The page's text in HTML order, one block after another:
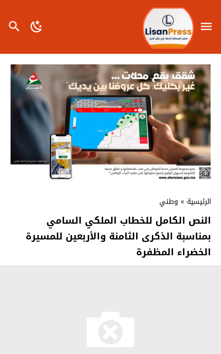
الرئيسية » وطني
النص الكامل للخطاب الملكي السامي
بمناسبة الذكرى الثامنة والأربعين للمسيرة
الخضراء المظفرة